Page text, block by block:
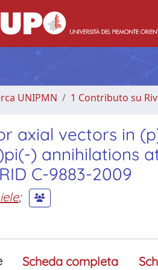
UNIPMN 1 Contributo su
axial vectors in
) annihilations
C-9883-2009
;
Scheda completa